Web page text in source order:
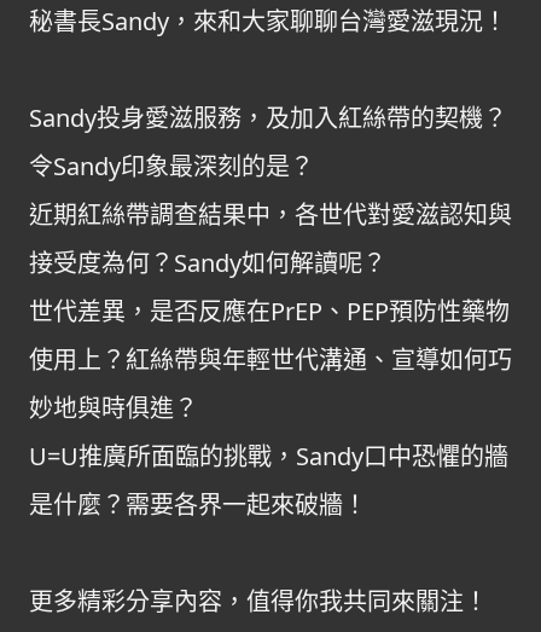
秘書長Sandy，來和大家聊聊台灣愛滋現況！
Sandy投身愛滋服務，及加入紅絲帶的契機？
令Sandy印象最深刻的是？
近期紅絲帶調查結果中，各世代對愛滋認知與
接受度為何？Sandy如何解讀呢？
世代差異，是否反應在PrEP、PEP預防性藥物
使用上？紅絲帶與年輕世代溝通、宣導如何巧
妙地與時俱進？
U=U推廣所面臨的挑戰，Sandy口中恐懼的牆
是什麼？需要各界一起來破牆！
更多精彩分享內容，值得你我共同來關注！